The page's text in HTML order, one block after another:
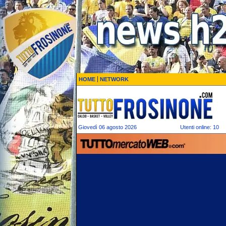
HOME NETWORK
Giovedì 06 agosto 2026 Utenti online: 10